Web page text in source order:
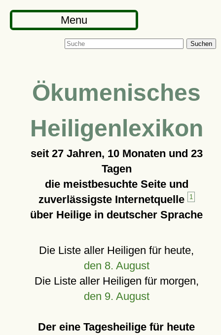
Menu
Suchen
Ökumenisches
Heiligenlexikon
seit 27 Jahren, 10 Monaten und 23
Tagen
die meistbesuchte Seite und
zuverlässigste Internetquelle
1
über Heilige in deutscher Sprache
Die Liste aller Heiligen für heute,
den 8. August
Die Liste aller Heiligen für morgen,
den 9. August
Der eine Tagesheilige für heute